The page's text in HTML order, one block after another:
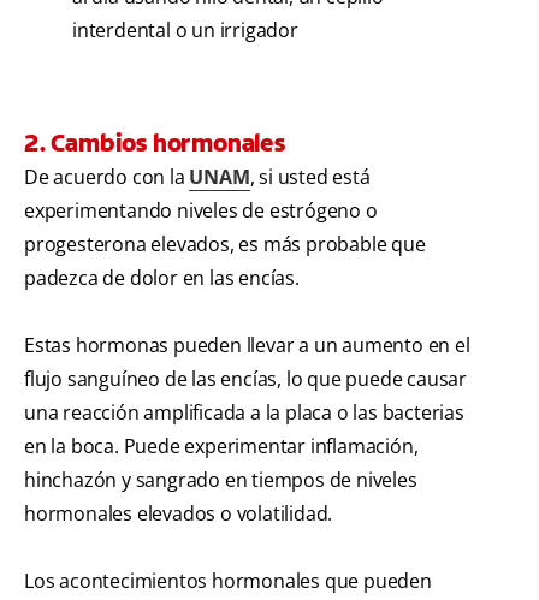
interdental o un irrigador
2. Cambios hormonales
De acuerdo con la UNAM, si usted está
experimentando niveles de estrógeno o
progesterona elevados, es más probable que
padezca de dolor en las encías.
Estas hormonas pueden llevar a un aumento en el
flujo sanguíneo de las encías, lo que puede causar
una reacción amplificada a la placa o las bacterias
en la boca. Puede experimentar inflamación,
hinchazón y sangrado en tiempos de niveles
hormonales elevados o volatilidad.
Los acontecimientos hormonales que pueden